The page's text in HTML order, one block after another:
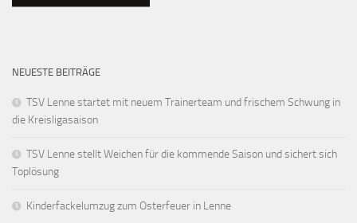
NEUESTE BEITRÄGE
TSV Lenne startet mit neuem Trainerteam und frischem Schwung in
die Kreisligasaison
TSV Lenne stellt Weichen für die kommende Saison und sichert sich
Toplösung
Kinderfackelumzug zum Osterfeuer in Lenne